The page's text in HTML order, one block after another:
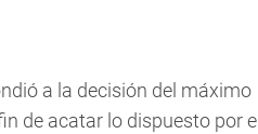
a la decisión del máximo
de acatar lo dispuesto por el